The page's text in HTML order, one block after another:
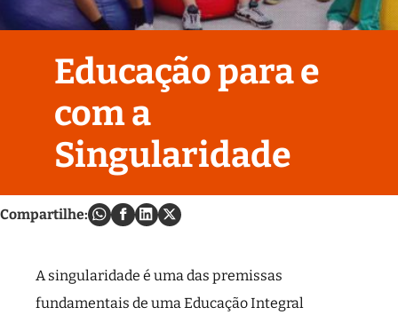
Educação para e
com a
Singularidade
Compartilhe:
A singularidade é uma das premissas
fundamentais de uma Educação Integral